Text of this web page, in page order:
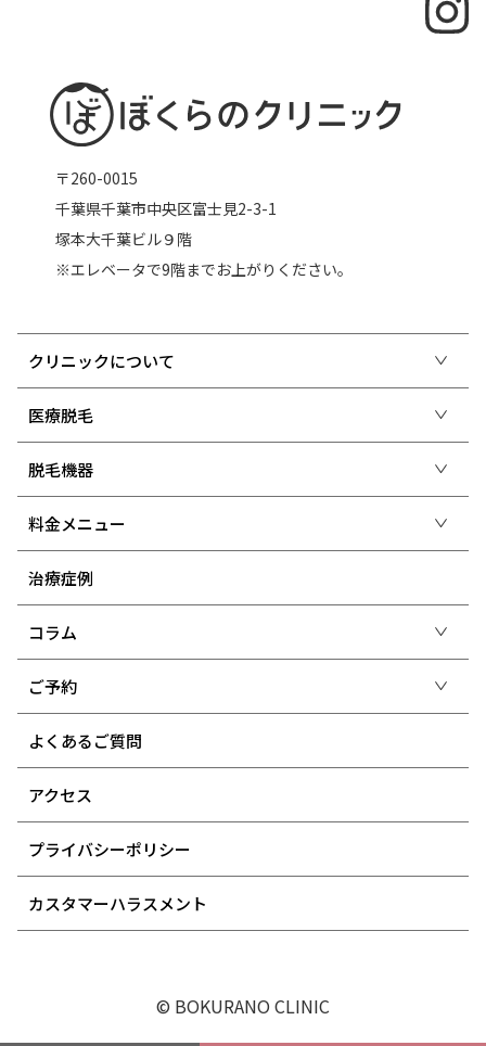
〒260-0015
千葉県千葉市中央区富士見2-3-1
塚本大千葉ビル９階
※エレベータで9階までお上がりください。
クリニックについて
医療脱毛
脱毛機器
料金メニュー
治療症例
コラム
ご予約
よくあるご質問
アクセス
プライバシーポリシー
カスタマーハラスメント
© BOKURANO CLINIC